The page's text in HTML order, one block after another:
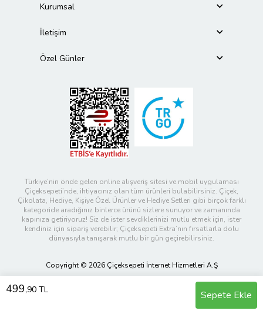
499,90 TL Sepete Ekle
Kurumsal
İletişim
Özel Günler
Türkiye’nin önde gelen online alışveriş sitesi ve mobil uygulaması
Çiçeksepeti’nde, ihtiyacınız olan tüm ürünleri bulabilirsiniz. Çiçek,
Çikolata, Hediye, Kişiye Özel Ürünler ve Hediye Setleri gibi birçok farklı
kategoride aradığınız binlerce ürünü sizlere sunuyor ve zamanında
kapınıza getiriyoruz! Siz de ister sevdiklerinizi mutlu etmek için, ister
kendiniz için sipariş verebilir; Çiçeksepeti Extra’nın fırsatlarla dolu
dünyasıyla tanışarak mutlu bir gün geçirebilirsiniz.
Copyright © 2026 Çiçeksepeti İnternet Hizmetleri A.Ş